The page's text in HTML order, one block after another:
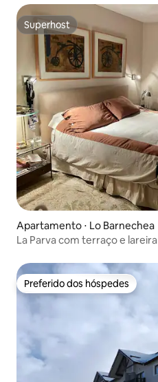
Superhost
Superhost
Apartamento ⋅ Lo Barnechea
La Parva com terraço e lareira
Preferido dos hóspedes
Preferido dos hóspedes